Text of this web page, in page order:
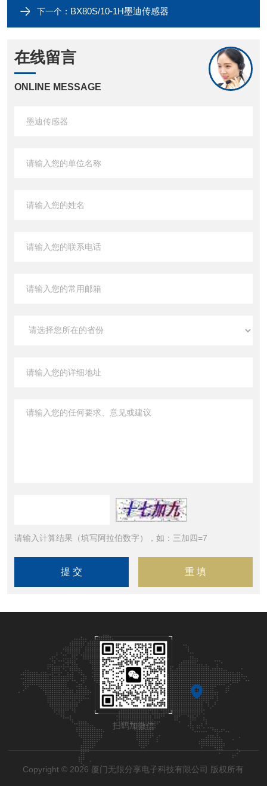
下一个： BX80S/10-1H墨迪传感器
在线留言
ONLINE MESSAGE
请输入计算结果（填写阿拉伯数字），如：三加四=7
扫码加微信
Copyright © 2026 厦门无限分享电子科技有限公司 版权所有